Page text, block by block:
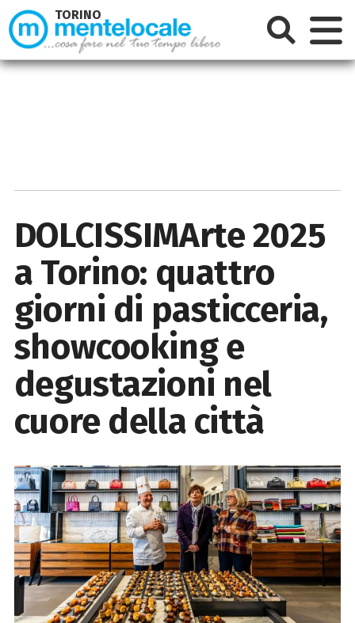
DOLCISSIMArte 2025
a Torino: quattro
giorni di pasticceria,
showcooking e
degustazioni nel
cuore della città
TORINO